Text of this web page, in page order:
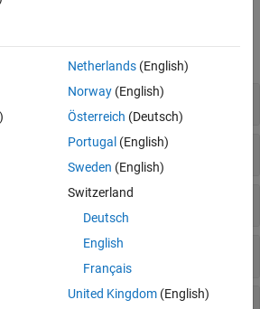
für den Zeitbereich
für den Frequenzbereich
Stabilitätsreserven
Sektorgrenzen
Netherlands(English)
Norway(English)
Österreich (Deutsch)
Portugal (English)
Sweden (English)
Switzerland
Deutsch
English
Français
United Kingdom(English)